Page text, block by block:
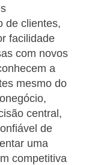
de clientes,
facilidade
com novos
a
mesmo do
central,
de
uma
competitiva